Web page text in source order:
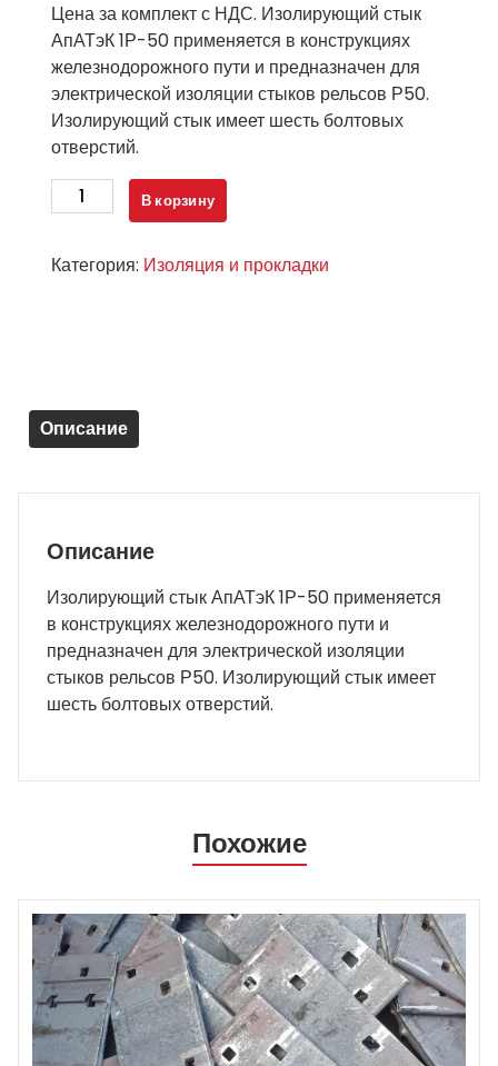
Цена за комплект с НДС. Изолирующий стык
АпАТэК 1Р-50 применяется в конструкциях
железнодорожного пути и предназначен для
электрической изоляции стыков рельсов Р50.
Изолирующий стык имеет шесть болтовых
отверстий.
Количество
товара
Изолирующие
2000,
Комплект
В корзину
Категория: Изоляция и прокладки
Описание
Описание
Изолирующий стык АпАТэК 1Р-50 применяется
в конструкциях железнодорожного пути и
предназначен для электрической изоляции
стыков рельсов Р50. Изолирующий стык имеет
шесть болтовых отверстий.
Похожие